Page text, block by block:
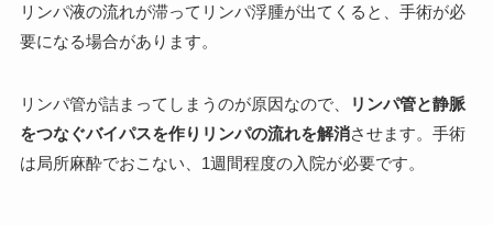
リンパ液の流れが滞ってリンパ浮腫が出てくると、手術が必
要になる場合があります。
リンパ管が詰まってしまうのが原因なので、
リンパ管と静脈
をつなぐバイパスを作りリンパの流れを解消させます。手術
は局所麻酔でおこない、1週間程度の入院が必要です。